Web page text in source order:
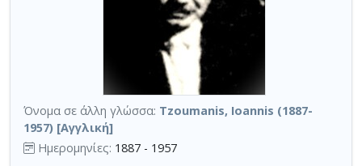
Όνομα σε άλλη γλώσσα: Tzoumanis, Ioannis (1887-
1957) [Αγγλική]
Ημερομηνίες: 1887 - 1957